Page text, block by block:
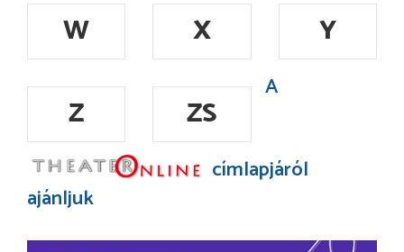
W
X
Y
Z
ZS
A
címlapjáról
ajánljuk